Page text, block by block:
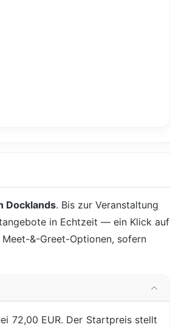
Docklands. Bis zur Veranstaltung
in Echtzeit — ein Klick auf
&-Greet-Optionen, sofern
72,00 EUR. Der Startpreis stellt